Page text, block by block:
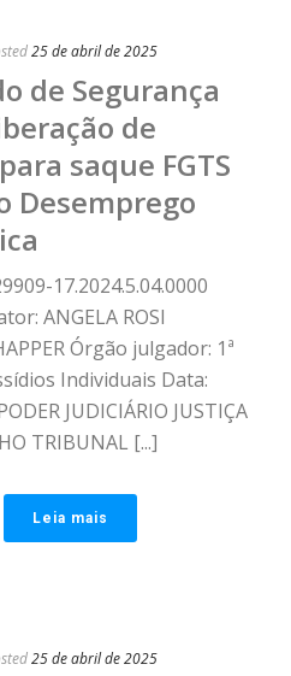
25 de abril de 2025
de Segurança
de
saque FGTS
Desemprego
17.2024.5.04.0000
ANGELA ROSI
Órgão julgador: 1ª
Individuais Data:
JUDICIÁRIO JUSTIÇA
TRIBUNAL [...]
Leia mais
25 de abril de 2025